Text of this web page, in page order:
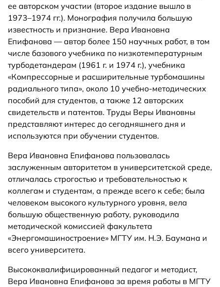
ее авторском участии (второе издание вышло в
1973–1974 гг.). Монография получила большую
известность и признание. Вера Ивановна
Епифанова — автор более 150 научных работ, в том
числе базового учебника по низкотемпературным
турбодетандерам (1961 г. и 1974 г.), учебника
«Компрессорные и расширительные турбомашины
радиального типа», около 10 учебно-методических
пособий для студентов, а также 12 авторских
свидетельств и патентов. Труды Веры Ивановны
представляют интерес до сегодняшнего дня и
используются при обучении студентов.
Вера Ивановна Епифанова пользовалась
заслуженным авторитетом в университетской среде,
отличалась строгостью и требовательностью к
коллегам и студентам, а прежде всего к себе; была
человеком высокого культурного уровня, вела
большую общественную работу, руководила
методической комиссией факультета
«Энергомашиностроение» МГТУ им. Н.Э. Баумана и
всего университета.
Высококвалифицированный педагог и методист,
Вера Ивановна Епифанова за время работы в МГТУ